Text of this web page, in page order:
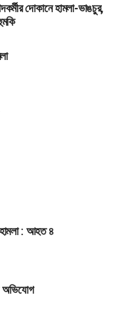
দোকানে হামলা-ভাঙচুর,
: আহত ৪
অভিযোগ